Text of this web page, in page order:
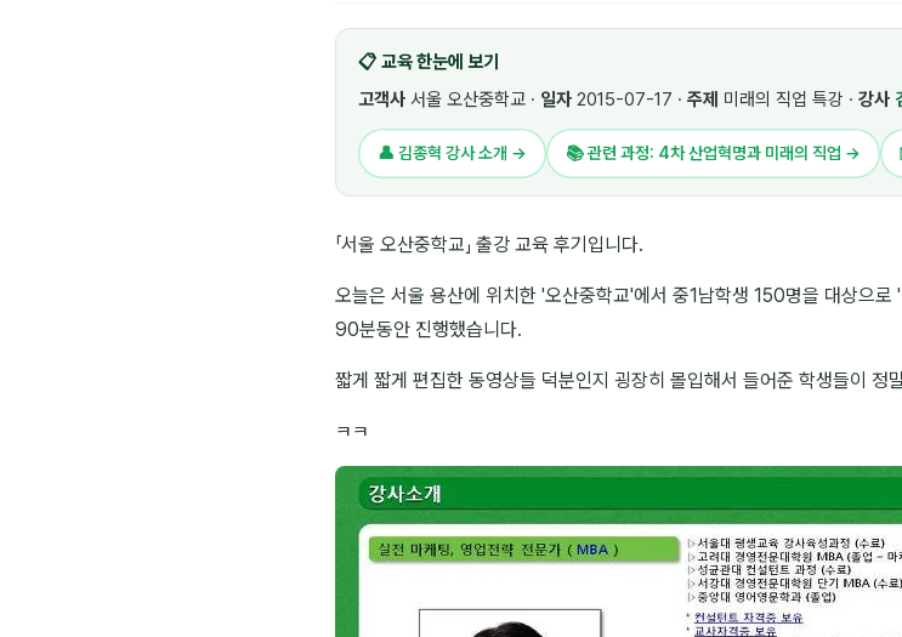
📋 교육 한눈에 보기
고객사 서울 오산중학교 · 일자 2015-07-17 · 주제 미래의 직업 특강 · 강사
👤 김종혁 강사 소개 → 📚 관련 과정: 4차 산업혁명과 미래의 직업 →
「서울 오산중학교」 출강 교육 후기입니다.
오늘은 서울 용산에 위치한 '오산중학교'에서 중1남학생 150명을 대상으로
90분동안 진행했습니다.
짧게 짧게 편집한 동영상들 덕분인지 굉장히 몰입해서 들어준 학생들이 정
ㅋㅋ